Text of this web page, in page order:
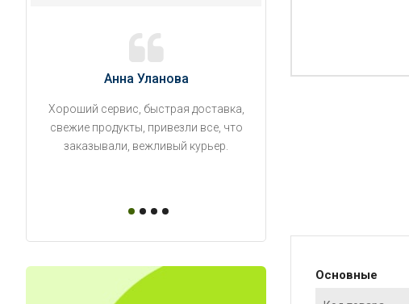
Анна Уланова
Хороший сервис, быстрая доставка,
свежие продукты, привезли все, что
заказывали, вежливый курьер.
Александр П.
Основные